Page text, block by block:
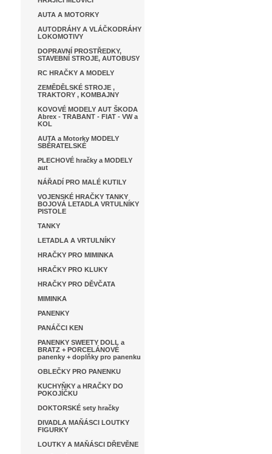
AUTA A MOTORKY
AUTODRÁHY A VLÁČKODRÁHY
LOKOMOTIVY
DOPRAVNÍ PROSTŘEDKY,
STAVEBNÍ STROJE, AUTOBUSY
RC HRAČKY A MODELY
ZEMĚDĚLSKÉ STROJE ,
TRAKTORY , KOMBAJNY
KOVOVÉ MODELY AUT ŠKODA
Abrex - TRABANT - FIAT - VW a
KOL
AUTA a Motorky MODELY
SBĚRATELSKÉ
PLECHOVÉ hračky a MODELY
aut
NÁŘADÍ PRO MALÉ KUTILY
VOJENSKÉ HRAČKY TANKY
BOJOVÁ LETADLA VRTULNÍKY
PISTOLE
TANKY
LETADLA A VRTULNÍKY
HRAČKY PRO MIMINKA
HRAČKY PRO KLUKY
HRAČKY PRO DĚVČATA
MIMINKA
PANENKY
PANÁČCI KEN
PANENKY SWEETY DOLL a
BRATZ + PORCELÁNOVÉ
panenky + doplňky pro panenku
OBLEČKY PRO PANENKU
KUCHYŇKY a HRAČKY DO
POKOJÍČKU
DOKTORSKÉ sety hračky
DIVADLA MAŇÁSCI LOUTKY
FIGURKY
LOUTKY A MAŇÁSCI DŘEVĚNE